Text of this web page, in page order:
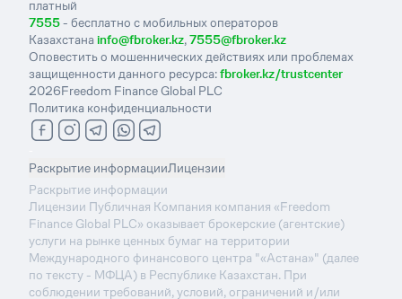
платный
7555- бесплатно с мобильных операторов
Казахстанаinfo@fbroker.kz,7555@fbroker.kz
Оповестить о мошеннических действиях или проблемах
защищенности данного ресурса:fbroker.kz/trustcenter
2026Freedom Finance Global PLC
Политика конфиденциальности
Раскрытие информацииЛицензии
Раскрытие информации
Лицензии Публичная Компания компания «Freedom
Finance Global PLC» оказывает брокерские (агентские)
услуги на рынке ценных бумаг на территории
Международного финансового центра "«Астана»" (далее
по тексту - МФЦА) в Республике Казахстан. При
соблюдении требований, условий, ограничений и/или